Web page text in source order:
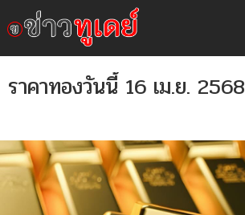
ราคาทองวันนี้ 16 เม.ย. 2568